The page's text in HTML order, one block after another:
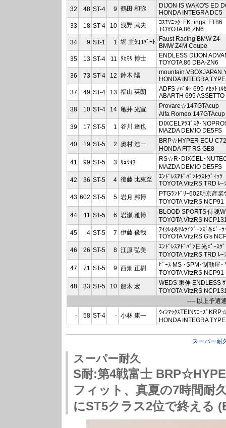
32
48 ST-4 9 鶴田 和弥
DIJON IS WAKO'S ED
HONDA INTEGRA DC5
33
18 ST-4 10 浅野 武夫
ｺｽﾓｿﾆｯｸ･FK･ings･FT86
TOYOTA 86 ZN6
34
9 ST-1 1 堀 主知ﾛﾊﾞｰﾄ
Faust Racing BMW Z4
BMW Z4M Coupe
35
13 ST-4 11 ﾀｶﾓﾘ 博士
ENDLESS DIJON
TOYOTA 86 DBA-ZN6
36
73 ST-4 12 鈴木 陽
HONDA INTEGRA
37
49 ST-4 13 福山 英朗
ADFS ｱﾊﾞﾙﾄ 695 ｱｾｯﾄｺﾙｾ
ABARTH 695
38
10 ST-4 14 亀井 光宣
Provare☆147GTAcup
Alfa Romeo
39
17 ST-5 1 谷川 達也
DIXCELｱﾗｺﾞｽﾀ･NOPRO
MAZDA DEMIO DE5FS
40
19 ST-5 2 奥村 浩一
BRP☆HYPER ECU
HONDA FIT RS GE8
41
99 ST-5 3 ﾘｭｳｲﾁ
RS☆R･DIXCEL･
MAZDA DEMIO DE5FS
42
36 ST-5 4 後藤 比東至
ｴﾝﾄﾞﾚｽｱﾄﾞﾊﾞﾝﾄﾗｽﾄｳﾞｨｯﾂ
TOYOTA VitzRS TRD ﾚ
43 602 ST-5 5 岩月 邦博
PTGﾗﾝﾄﾞﾘｰ602明京産業
TOYOTA VitzRS NCP91
44
11 ST-5 6 岩瀬 雅博
BLOOD SPORTS 侍魂
TOYOTA VitzRS
45
4 ST-5 7 伊藤 俊哉
ｱｲｸﾚｵ&ｻﾑﾗｲｼﾞｰﾝｽﾞ&ﾋﾞｰ
TOYOTA VitzRS G's
46
26 ST-5 8 江原 弘美
ｴﾝﾄﾞﾚｽｱﾄﾞﾊﾞﾝ日光ﾋﾟｰｽｳ
TOYOTA VitzRS TRD ﾚ
47
71 ST-5 9 西畑 正樹
ﾋﾟｰｽ MS ･SPM･制動屋･
TOYOTA VitzRS NCP91
48
33 ST-5 10 船木 宏
WEDS 東伸 ENDLESS ｳ
TOYOTA VitzRS
---- 以上予選
- 58 ST-4 - 小林 康一
ｳｨﾝﾏｯｸｽTEINﾜｺｰｽﾞ
HONDA INTEGRA
スーパー耐
スーパー耐久
S耐:第4戦富士
フィット、真夏の7時間耐
にST5クラス2位で終える